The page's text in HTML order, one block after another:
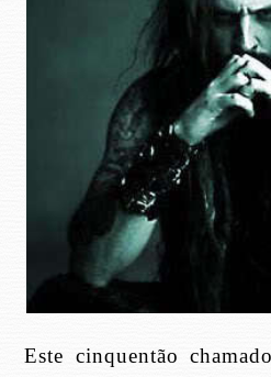
Este cinquentão